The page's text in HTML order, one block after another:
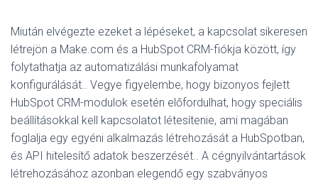
Miután elvégezte ezeket a lépéseket, a kapcsolat sikeresen
létrejön a Make.com és a HubSpot CRM-fiókja között, így
folytathatja az automatizálási munkafolyamat
konfigurálását.. Vegye figyelembe, hogy bizonyos fejlett
HubSpot CRM-modulok esetén előfordulhat, hogy speciális
beállításokkal kell kapcsolatot létesítenie, ami magában
foglalja egy egyéni alkalmazás létrehozását a HubSpotban,
és API hitelesítő adatok beszerzését.. A cégnyilvántartások
létrehozásához azonban elegendő egy szabványos